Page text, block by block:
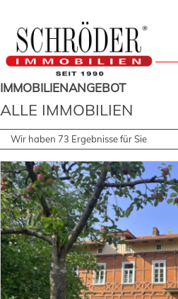
IMMOBILIEN­ANGEBOT
ALLE IMMOBILIEN
Wir haben 73 Ergebnisse für Sie